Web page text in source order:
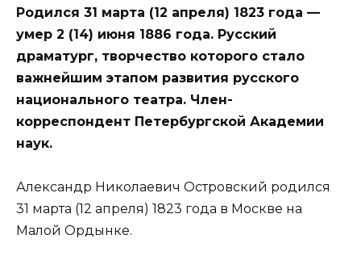
Родился 31 марта (12 апреля) 1823 года —
умер 2 (14) июня 1886 года. Русский
драматург, творчество которого стало
важнейшим этапом развития русского
национального театра. Член-
корреспондент Петербургской Академии
наук.
Александр Николаевич Островский родился
31 марта (12 апреля) 1823 года в Москве на
Малой Ордынке.